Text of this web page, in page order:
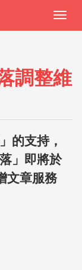
調整維
的支持，
」即將於
文章服務